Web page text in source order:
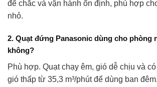
đế chắc và vận hành ổn định, phù hợp
nhỏ.
2. Quạt đứng Panasonic dùng cho phòng
không?
Phù hợp. Quạt chạy êm, gió dễ chịu và
gió thấp từ 35,3 m³/phút để dùng ban đêm.